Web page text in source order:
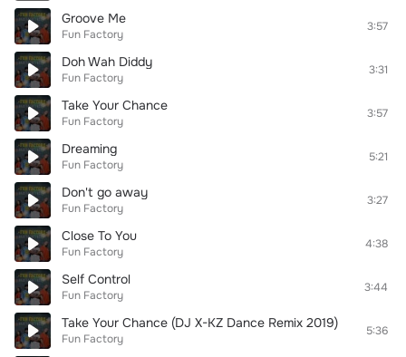
Groove Me
Fun Factory
3:57
Doh Wah Diddy
Fun Factory
3:31
Take Your Chance
Fun Factory
3:57
Dreaming
Fun Factory
5:21
Don't go away
Fun Factory
3:27
Close To You
Fun Factory
4:38
Self Control
Fun Factory
3:44
Take Your Chance (DJ X-KZ Dance Remix 2019)
Fun Factory
5:36